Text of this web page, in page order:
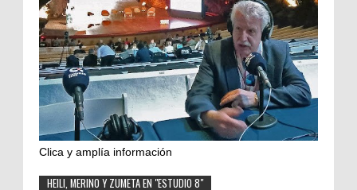
Clica y amplía información
HEILI, MERINO Y ZUMETA EN "ESTUDIO 8"